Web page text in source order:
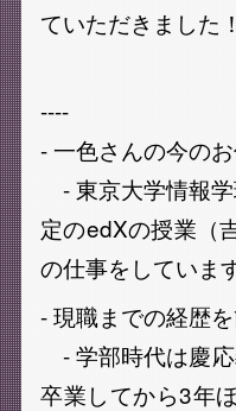
ていただきました！
----
- 一色さんの今の
- 東京大学情報
定のedXの授業（
の仕事をしています
- 現職までの経歴
- 学部時代は慶
卒業してから3年